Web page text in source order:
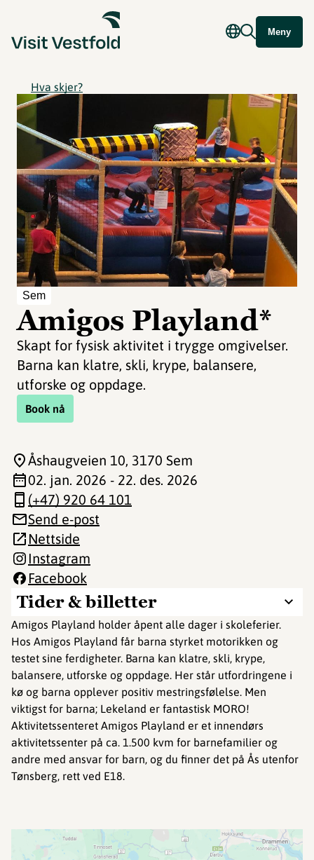
Meny
Hva skjer?
Sem
Amigos Playland*
Skapt for fysisk aktivitet i trygge omgivelser.
Barna kan klatre, skli, krype, balansere,
utforske og oppdage.
Book nå
Tider & billetter
Amigos Playland holder åpent alle dager i skoleferier.
Hos Amigos Playland får barna styrket motorikken og
testet sine ferdigheter. Barna kan klatre, skli, krype,
balansere, utforske og oppdage. Her står utfordringene i
kø og barna opplever positiv mestringsfølelse. Men
viktigst for barna; Lekeland er fantastisk MORO!
Aktivitetssenteret Amigos Playland er et innendørs
aktivitetssenter på ca. 1.500 kvm for barnefamilier og
andre med ansvar for barn, og du finner det på Ås utenfor
Tønsberg, rett ved E18.
Åshaugveien 10, 3170 Sem
02. jan. 2026 - 22. des. 2026
(+47) 920 64 101
Send e-post
Nettside
Instagram
Facebook